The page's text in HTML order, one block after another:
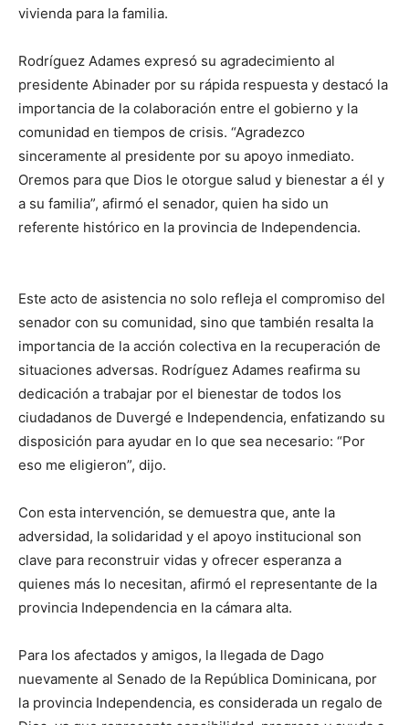
vivienda para la familia.
Rodríguez Adames expresó su agradecimiento al
presidente Abinader por su rápida respuesta y destacó la
importancia de la colaboración entre el gobierno y la
comunidad en tiempos de crisis. “Agradezco
sinceramente al presidente por su apoyo inmediato.
Oremos para que Dios le otorgue salud y bienestar a él y
a su familia”, afirmó el senador, quien ha sido un
referente histórico en la provincia de Independencia.
Este acto de asistencia no solo refleja el compromiso del
senador con su comunidad, sino que también resalta la
importancia de la acción colectiva en la recuperación de
situaciones adversas. Rodríguez Adames reafirma su
dedicación a trabajar por el bienestar de todos los
ciudadanos de Duvergé e Independencia, enfatizando su
disposición para ayudar en lo que sea necesario: “Por
eso me eligieron”, dijo.
Con esta intervención, se demuestra que, ante la
adversidad, la solidaridad y el apoyo institucional son
clave para reconstruir vidas y ofrecer esperanza a
quienes más lo necesitan, afirmó el representante de la
provincia Independencia en la cámara alta.
Para los afectados y amigos, la llegada de Dago
nuevamente al Senado de la República Dominicana, por
la provincia Independencia, es considerada un regalo de